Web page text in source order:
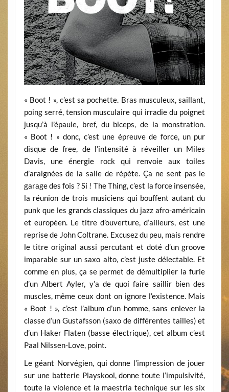
« Boot ! », c’est sa pochette. Bras musculeux, saillant,
poing serré, tension musculaire qui irradie du poignet
jusqu’à l’épaule, bref, du biceps, de la monstration.
« Boot ! » donc, c’est une épreuve de force, un pur
disque de free, de l’intensité à réveiller un Miles
Davis, une énergie rock qui renvoie aux toiles
d’araignées de la salle de répète. Ça ne sent pas le
garage des fois ? Si ! The Thing, c’est la force insensée,
la réunion de trois musiciens qui bouffent autant du
punk que les grands classiques du jazz afro-américain
et européen. Le titre d’ouverture, d’ailleurs, est une
reprise de John Coltrane. Excusez du peu, mais rendre
le titre original aussi percutant et doté d’un groove
imparable sur un saxo alto, c’est juste délectable. Et
comme en plus, ça se permet de démultiplier la furie
d’un Albert Ayler, y’a de quoi faire saillir bien des
muscles, même ceux dont on ignore l’existence. Mais
« Boot ! », c’est l’album d’un homme, sans enlever la
classe d’un Gustafsson (saxo de différentes tailles) et
d’un Haker Flaten (basse électrique), cet album c’est
Paal Nilssen-Love, point.
Le géant Norvégien, qui donne l’impression de jouer
sur une batterie Playskool, donne toute l’impulsivité,
toute la violence et la maestria technique sur les six